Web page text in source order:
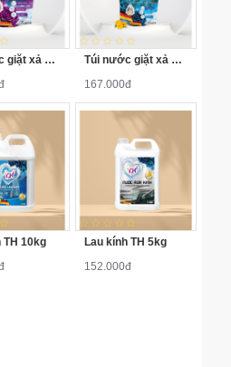
Túi nước giặt xả TH 3.6kg Tím
Túi nước giặt xả TH 3.6kg Xanh
167.000đ
TH 10kg
Lau kính TH 5kg
152.000đ